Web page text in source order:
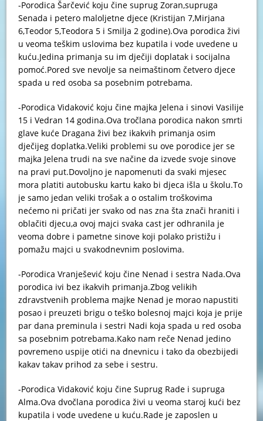
-Porodica Šarčević koju čine suprug Zoran,supruga
Senada i petero maloljetne djece (Kristijan 7,Mirjana
6,Teodor 5,Teodora 5 i Smilja 2 godine).Ova porodica živi
u veoma teškim uslovima bez kupatila i vode uvedene u
kuću.Jedina primanja su im dječiji doplatak i socijalna
pomoć.Pored sve nevolje sa neimaštinom četvero djece
spada u red osoba sa posebnim potrebama.
-Porodica Vidaković koju čine majka Jelena i sinovi Vasilije
15 i Vedran 14 godina.Ova tročlana porodica nakon smrti
glave kuće Dragana živi bez ikakvih primanja osim
dječijeg doplatka.Veliki problemi su ove porodice jer se
majka Jelena trudi na sve načine da izvede svoje sinove
na pravi put.Dovoljno je napomenuti da svaki mjesec
mora platiti autobusku kartu kako bi djeca išla u školu.To
je samo jedan veliki trošak a o ostalim troškovima
nećemo ni pričati jer svako od nas zna šta znači hraniti i
oblačiti djecu,a ovoj majci svaka cast jer odhranila je
veoma dobre i pametne sinove koji polako pristižu i
pomažu majci u svakodnevnim poslovima.
-Porodica Vranješević koju čine Nenad i sestra Nada.Ova
porodica ivi bez ikakvih primanja.Zbog velikih
zdravstvenih problema majke Nenad je morao napustiti
posao i preuzeti brigu o teško bolesnoj majci koja je prije
par dana preminula i sestri Nadi koja spada u red osoba
sa posebnim potrebama.Kako nam reče Nenad jedino
povremeno uspije otići na dnevnicu i tako da obezbijedi
kakav takav prihod za sebe i sestru.
-Porodica Vidaković koju čine Suprug Rade i supruga
Alma.Ova dvočlana porodica živi u veoma staroj kući bez
kupatila i vode uvedene u kuću.Rade je zaposlen u